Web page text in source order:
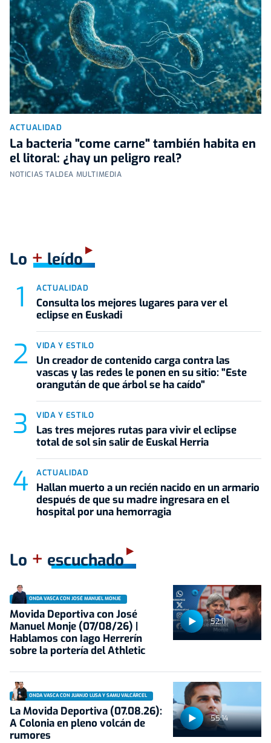
ACTUALIDAD
La bacteria "come carne" también habita en
el litoral: ¿hay un peligro real?
NOTICIAS TALDEA MULTIMEDIA
Lo +leído
ACTUALIDAD
Consulta los mejores lugares para ver el
eclipse en Euskadi
VIDA Y ESTILO
Un creador de contenido carga contra las
vascas y las redes le ponen en su sitio: "Este
orangután de que árbol se ha caído"
VIDA Y ESTILO
Las tres mejores rutas para vivir el eclipse
total de sol sin salir de Euskal Herria
ACTUALIDAD
Hallan muerto a un recién nacido en un armario
después de que su madre ingresara en el
hospital por una hemorragia
Lo + escuchado
52:11
ONDA VASCA CON JOSÉ MANUEL MONJE
Movida Deportiva con José
Manuel Monje (07/08/26) |
Hablamos con Iago Herrerín
sobre la portería del Athletic
55:14
ONDA VASCA CON JUANJO LUSA Y SAMU VALCÁRCEL
La Movida Deportiva (07.08.26):
A Colonia en pleno volcán de
rumores